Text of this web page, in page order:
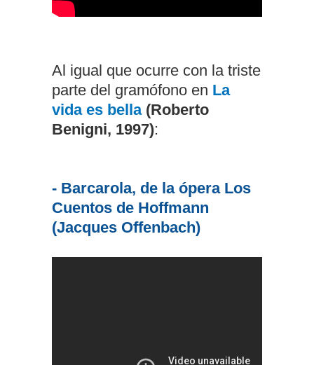
Al igual que ocurre con la triste
parte del gramófono en La
vida es bella (Roberto
Benigni, 1997):
- Barcarola, de la ópera Los
Cuentos de Hoffmann
(Jacques Offenbach)